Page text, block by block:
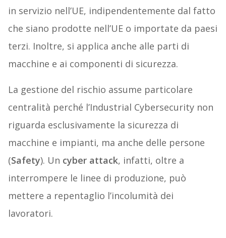
in servizio nell’UE, indipendentemente dal fatto
che siano prodotte nell’UE o importate da paesi
terzi. Inoltre, si applica anche alle parti di
macchine e ai componenti di sicurezza.
La gestione del rischio assume particolare
centralità perché l’Industrial Cybersecurity non
riguarda esclusivamente la sicurezza di
macchine e impianti, ma anche delle persone
(Safety). Un cyber attack, infatti, oltre a
interrompere le linee di produzione, può
mettere a repentaglio l’incolumità dei
lavoratori.